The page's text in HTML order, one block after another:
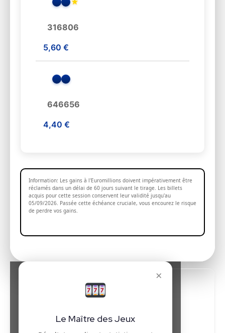
316806
5,60 €
646656
4,40 €
Information: Les gains à l'Euromillions doivent impérativement être
réclamés dans un délai de 60 jours suivant le tirage. Les billets
acquis pour cette session conservent leur validité jusqu'au
05/09/2026. Passée cette échéance cruciale, vous encourez le risque
de perdre vos gains.
×
Le Maître des Jeux
Pronostics Euromillions (IA)
Numéros :